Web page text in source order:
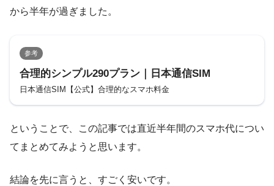
から半年が過ぎました。
参考
合理的シンプル290プラン｜日本通信SIM
日本通信SIM【公式】合理的なスマホ料金
ということで、この記事では直近半年間のスマホ代につい
てまとめてみようと思います。
結論を先に言うと、すごく安いです。